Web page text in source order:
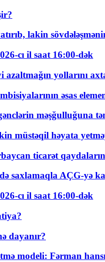
lakin
cı il saat 16:00-dək
yollarını
əsas
məşğulluğuna
müstəqil həyata
ticarət
saxlamaqla AÇG-yə
cı il saat 16:00-dək
dayanır?
modeli: Fərman